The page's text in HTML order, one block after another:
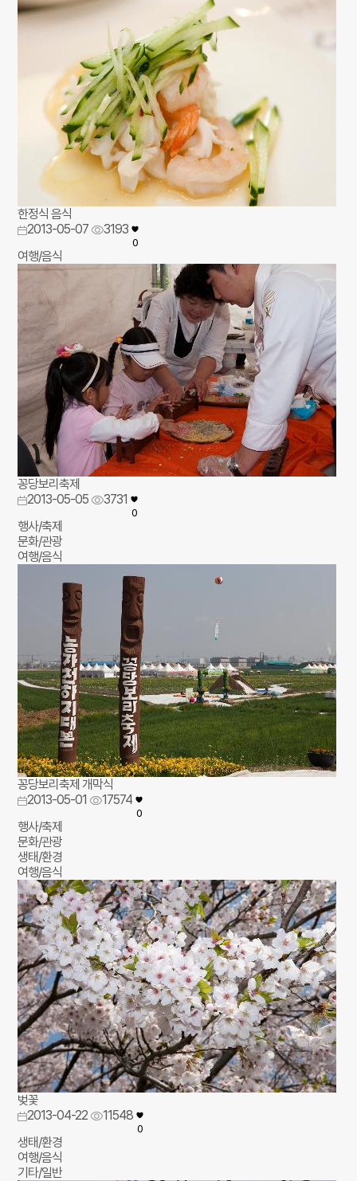
한정식 음식
2013-05-07
3193
0
여행/음식
꽁당보리축제
2013-05-05
3731
0
행사/축제
문화/관광
여행/음식
꽁당보리축제 개막식
2013-05-01
17574
0
행사/축제
문화/관광
생태/환경
여행/음식
벚꽃
2013-04-22
11548
0
생태/환경
여행/음식
기타/일반